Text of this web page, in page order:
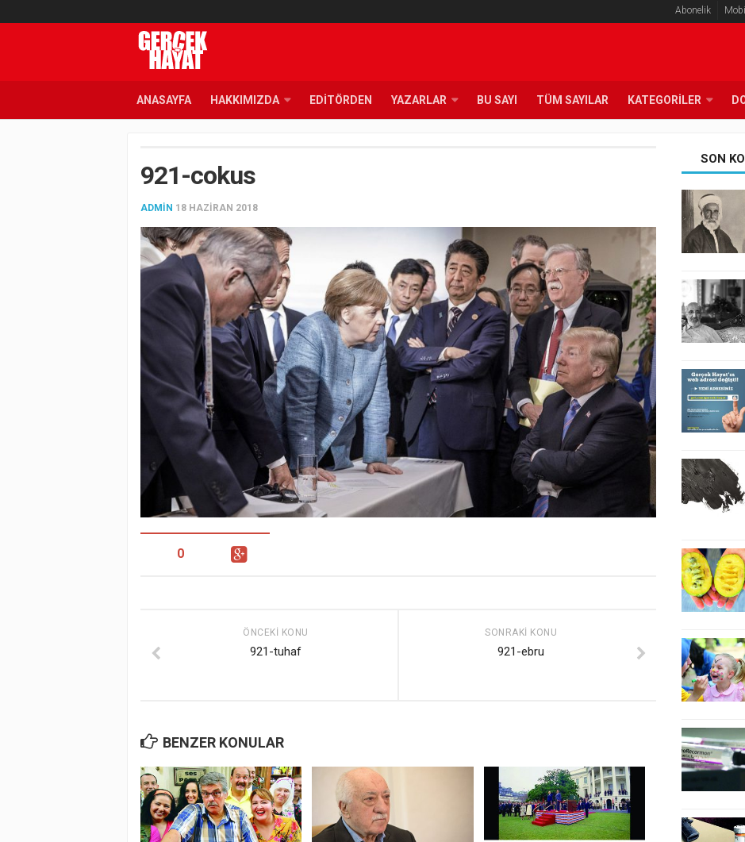
Abonelik
ANASAYFA HAKKIMIZDA EDITÖRDEN YAZARLAR BU SAYI TÜM SAYILAR KATEGORILER
921-cokus
ADMIN 18 HAZIRAN 2018
0
SONRAKI KONU
921-ebru
ÖNCEKI KONU
921-tuhaf
BENZER KONULAR
SON